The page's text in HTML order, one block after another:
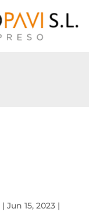
| Jun 15, 2023|